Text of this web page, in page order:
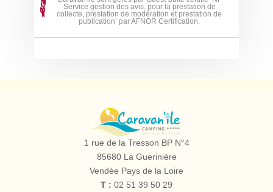
Service gestion des avis, pour la prestation de
collecte, prestation de modération et prestation de
publication’ par AFNOR Certification.
Campingplatz
le
Caravan'île
1 rue de la Tresson BP N°4
85680 La Guerinière
Vendée Pays de la Loire
T : 02 51 39 50 29